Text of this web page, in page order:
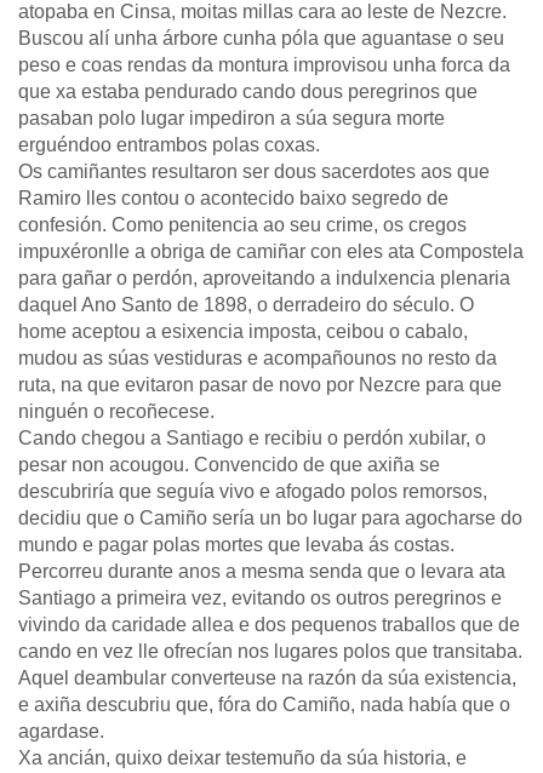
atopaba en Cinsa, moitas millas cara ao leste de Nezcre.
Buscou alí unha árbore cunha póla que aguantase o seu
peso e coas rendas da montura improvisou unha forca da
que xa estaba pendurado cando dous peregrinos que
pasaban polo lugar impediron a súa segura morte
erguéndoo entrambos polas coxas.
Os camiñantes resultaron ser dous sacerdotes aos que
Ramiro lles contou o acontecido baixo segredo de
confesión. Como penitencia ao seu crime, os cregos
impuxéronlle a obriga de camiñar con eles ata Compostela
para gañar o perdón, aproveitando a indulxencia plenaria
daquel Ano Santo de 1898, o derradeiro do século. O
home aceptou a esixencia imposta, ceibou o cabalo,
mudou as súas vestiduras e acompañounos no resto da
ruta, na que evitaron pasar de novo por Nezcre para que
ninguén o recoñecese.
Cando chegou a Santiago e recibiu o perdón xubilar, o
pesar non acougou. Convencido de que axiña se
descubriría que seguía vivo e afogado polos remorsos,
decidiu que o Camiño sería un bo lugar para agocharse do
mundo e pagar polas mortes que levaba ás costas.
Percorreu durante anos a mesma senda que o levara ata
Santiago a primeira vez, evitando os outros peregrinos e
vivindo da caridade allea e dos pequenos traballos que de
cando en vez lle ofrecían nos lugares polos que transitaba.
Aquel deambular converteuse na razón da súa existencia,
e axiña descubriu que, fóra do Camiño, nada había que o
agardase.
Xa ancián, quixo deixar testemuño da súa historia, e